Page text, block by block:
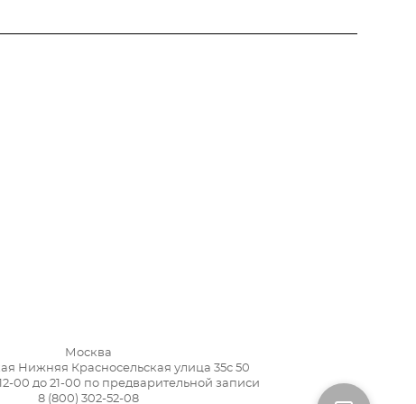
Москва
Нижняя Красносельская улица 35с 50
00 до 21-00 по предварительной записи
8 (800) 302-52-08